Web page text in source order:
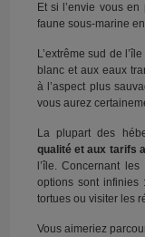
Et si l’envie vous
faune sous-marine
L’extrême sud de
blanc et aux eaux
à l’aspect plus
vous aurez
La plupart des
qualité et aux tarifs
l’île. Concernant
options sont infinies
tortues ou visiter les
Vous aimeriez